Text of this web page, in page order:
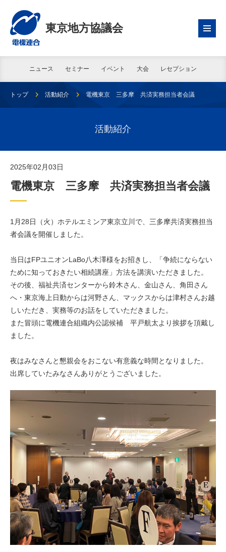
東京地方協議会
ニュース セミナー イベント 大会 レセプション
トップ 活動紹介 電機東京 三多摩 共済実務担当者会議
活動紹介
2025年02月03日
電機東京 三多摩 共済実務担当者会議
1月28日（火）ホテルエミンア東京立川で、三多摩共済実務担当
者会議を開催しました。
当日はFPユニオンLaBo八木澤様をお招きし、「争続にならない
ために知っておきたい相続講座」方法を講演いただきました。
その後、福祉共済センターから鈴木さん、金山さん、角田さん
へ・東京海上日動からは河野さん、マックスからは津村さんお越
しいただき、実務等のお話をしていただきました。
また冒頭に電機連合組織内公認候補 平戸航太より挨拶を頂戴し
ました。
夜はみなさんと懇親会をおこない有意義な時間となりました。
出席していたみなさんありがとうございました。